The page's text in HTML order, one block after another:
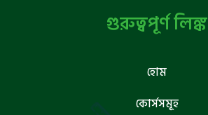
গুরুত্বপূর্ণ লিঙ্ক
হোম
কোর্সসমূহ